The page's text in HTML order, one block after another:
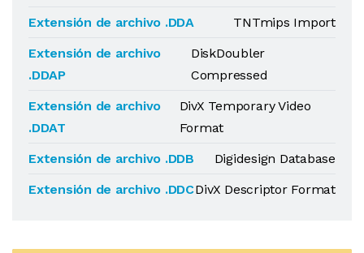
Extensión de archivo .DDA
TNTmips Import
Extensión de archivo
.DDAP
DiskDoubler
Compressed
Extensión de archivo
.DDAT
DivX Temporary Video
Format
Extensión de archivo .DDB
Digidesign Database
Extensión de archivo .DDCDivX Descriptor Format